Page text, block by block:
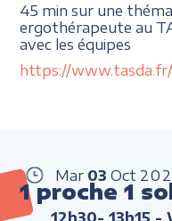
45 min sur une
ergothérapeute au
avec les équipes
https://
Mar 03 Oct
1 proche 1
12h30- 13h15 -